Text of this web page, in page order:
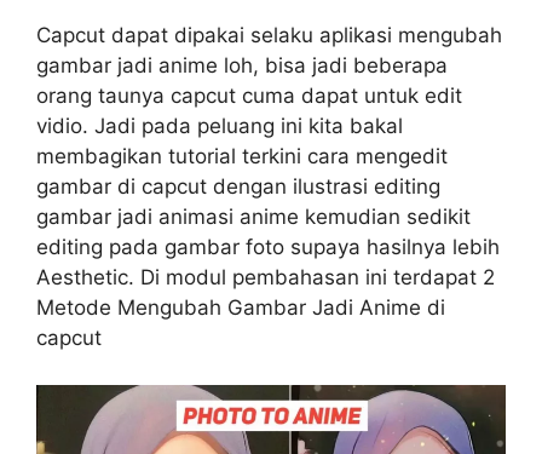
Capcut dapat dipakai selaku aplikasi mengubah
gambar jadi anime loh, bisa jadi beberapa
orang taunya capcut cuma dapat untuk edit
vidio. Jadi pada peluang ini kita bakal
membagikan tutorial terkini cara mengedit
gambar di capcut dengan ilustrasi editing
gambar jadi animasi anime kemudian sedikit
editing pada gambar foto supaya hasilnya lebih
Aesthetic. Di modul pembahasan ini terdapat 2
Metode Mengubah Gambar Jadi Anime di
capcut